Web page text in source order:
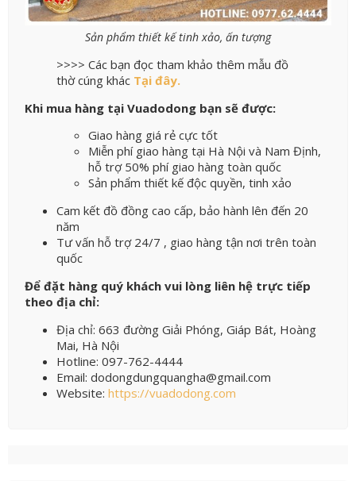
Sản phẩm thiết kế tinh xảo, ấn tượng
>>>> Các bạn đọc tham khảo thêm mẫu đồ
thờ cúng khác Tại đây.
Khi mua hàng tại Vuadodong bạn sẽ được:
Giao hàng giá rẻ cực tốt
Miễn phí giao hàng tại Hà Nội và Nam Định,
hỗ trợ 50% phí giao hàng toàn quốc
Sản phẩm thiết kế độc quyền, tinh xảo
Cam kết đồ đồng cao cấp, bảo hành lên đến 20
năm
Tư vấn hỗ trợ 24/7 , giao hàng tận nơi trên toàn
quốc
Để đặt hàng quý khách vui lòng liên hệ trực tiếp
theo địa chỉ:
Địa chỉ: 663 đường Giải Phóng, Giáp Bát, Hoàng
Mai, Hà Nội
Hotline: 097-762-4444
Email: dodongdungquangha@gmail.com
Website: https://vuadodong.com